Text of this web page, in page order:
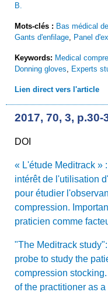
B.
Mots-clés : Bas médical
Gants d'enfilage
Panel
Keywords: Medical
Donning gloves
Experts
Lien direct vers l'article
2017, 70, 3, p.30-
DOI
« L'étude Meditrack » :
intérêt de l'utilisation
pour étudier
compression.
praticien comme
"The Meditrack
probe to study the
compression
of the practitioner as